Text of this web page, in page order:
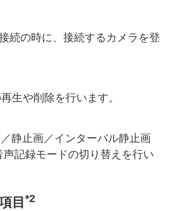
続の時に、接続するカメラを登
生や削除を行います。
静止画／インターバル静止画
声記録モードの切り替えを行い
目 *2